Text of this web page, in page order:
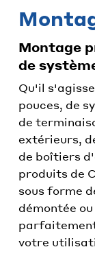
Montage
de
Qu'il
pouces, de
de
extérieurs,
de boîtiers
produits de
sous forme
démontée
votre